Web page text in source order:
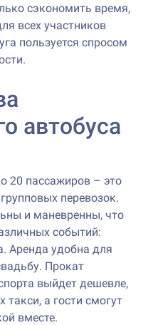
сэкономить время,
всех участников
пользуется спросом
автобуса
20 пассажиров – это
перевозок.
и маневренны, что
событий:
Аренда удобна для
Прокат
выйдет дешевле,
а гости смогут
вместе.